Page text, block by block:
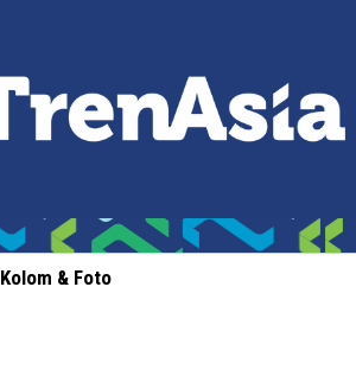
Kolom & Foto